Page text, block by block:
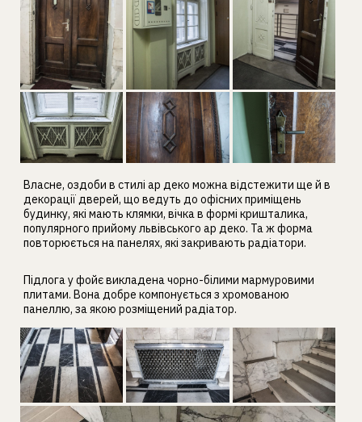
Власне, оздоби в стилі ар деко можна відстежити ще й в
декорації дверей, що ведуть до офісних приміщень
будинку, які мають клямки, вічка в формі кришталика,
популярного прийому львівського ар деко. Та ж форма
повторюється на панелях, які закривають радіатори.
Підлога у фойє викладена чорно-білими мармуровими
плитами. Вона добре компонується з хромованою
панеллю, за якою розміщений радіатор.